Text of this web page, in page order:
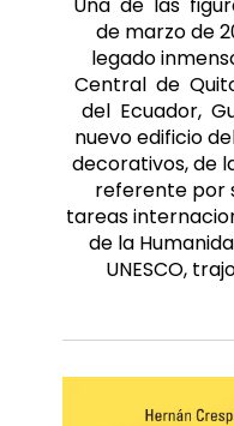
Una de las
de marzo de
legado
Central de
del Ecuador,
nuevo edificio
decorativos, de
referente por
tareas
de la
UNESCO,